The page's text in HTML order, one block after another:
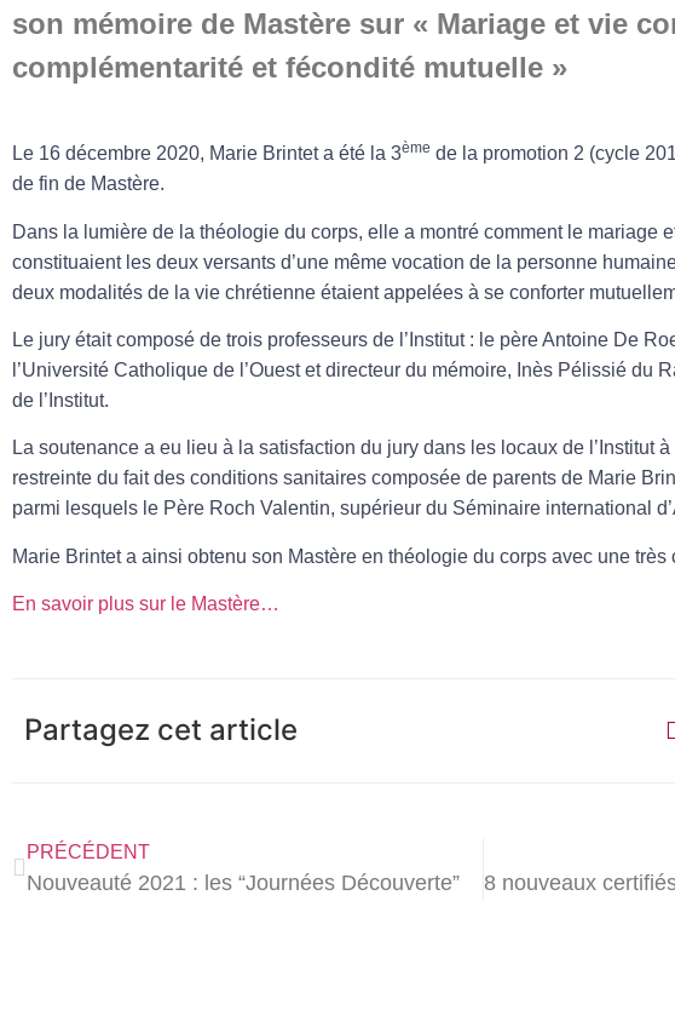
son mémoire de Mastère sur « Mariage et vie
complémentarité et fécondité mutuelle »
Le 16 décembre 2020, Marie Brintet a été la 3ème de la promotion 2 (cycle
de fin de Mastère.
Dans la lumière de la théologie du corps, elle a montré comment le mariage
constituaient les deux versants d’une même vocation de la personne
deux modalités de la vie chrétienne étaient appelées à se conforter
Le jury était composé de trois professeurs de l’Institut : le père Antoine De
l’Université Catholique de l’Ouest et directeur du mémoire, Inès Pélissié du
de l’Institut.
La soutenance a eu lieu à la satisfaction du jury dans les locaux de l’Institut
restreinte du fait des conditions sanitaires composée de parents de Marie
parmi lesquels le Père Roch Valentin, supérieur du Séminaire international
Marie Brintet a ainsi obtenu son Mastère en théologie du corps avec une
En savoir plus sur le Mastère…
Partagez cet article
PRÉCÉDENT
Nouveauté 2021 : les “Journées Découverte”